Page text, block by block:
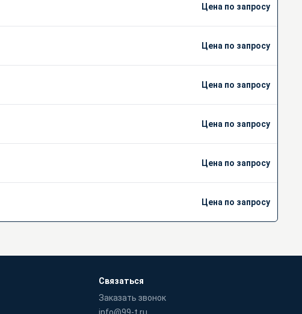
Цена по запросу
Цена по запросу
Цена по запросу
Цена по запросу
Цена по запросу
Цена по запросу
Связаться
Заказать звонок